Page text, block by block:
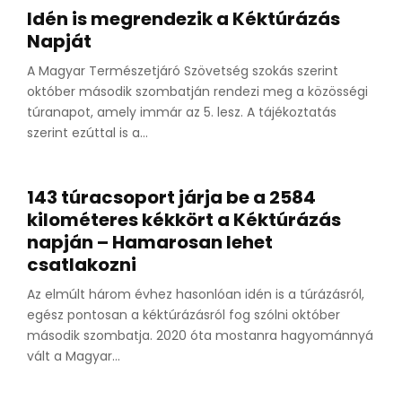
Idén is megrendezik a Kéktúrázás
Napját
A Magyar Természetjáró Szövetség szokás szerint
október második szombatján rendezi meg a közösségi
túranapot, amely immár az 5. lesz. A tájékoztatás
szerint ezúttal is a...
143 túracsoport járja be a 2584
kilométeres kékkört a Kéktúrázás
napján – Hamarosan lehet
csatlakozni
Az elmúlt három évhez hasonlóan idén is a túrázásról,
egész pontosan a kéktúrázásról fog szólni október
második szombatja. 2020 óta mostanra hagyománnyá
vált a Magyar...